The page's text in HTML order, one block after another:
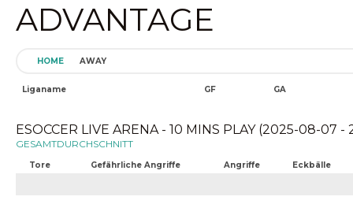
ADVANTAGE
HOME AWAY
Liganame GF GA
ESOCCER LIVE ARENA - 10 MINS PLAY (2025-08-07
GESAMTDURCHSCHNITT
Tore Gefährliche Angriffe Angriffe Eckbälle